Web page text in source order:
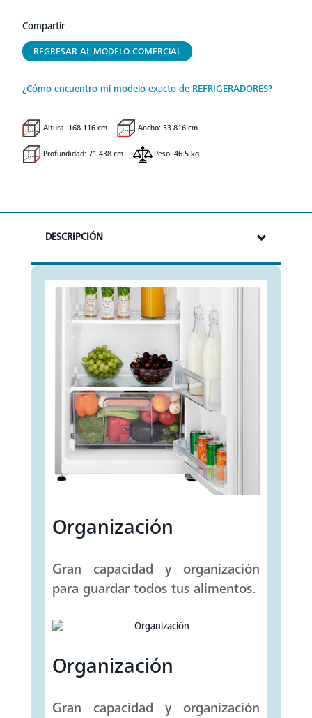
Compartir
REGRESAR AL MODELO COMERCIAL
¿Cómo encuentro mi modelo exacto de REFRIGERADORES?
Altura: 168.116 cm Ancho: 53.816 cm
Profundidad: 71.438 cm Peso: 46.5 kg
DESCRIPCIÓN
Organización
Gran capacidad y organización
para guardar todos tus alimentos.
Organización
Gran capacidad y organización